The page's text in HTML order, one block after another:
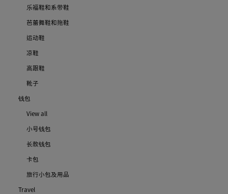
乐福鞋和系带鞋
芭蕾舞鞋和拖鞋
运动鞋
凉鞋
高跟鞋
靴子
钱包
View all
小号钱包
长款钱包
卡包
旅行小包及用品
Travel